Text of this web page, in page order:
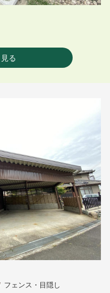
る
フェンス・目隠し